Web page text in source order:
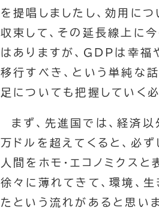
を提唱しましたし、効用に
収束して、その延長線上に
はありますが、GDPは幸
移行すべき、という単純な
足についても把握していく
まず、先進国では、経済
万ドルを超えてくると、必
人間をホモ・エコノミクス
徐々に薄れてきて、環境、
たという流れがあると思いま